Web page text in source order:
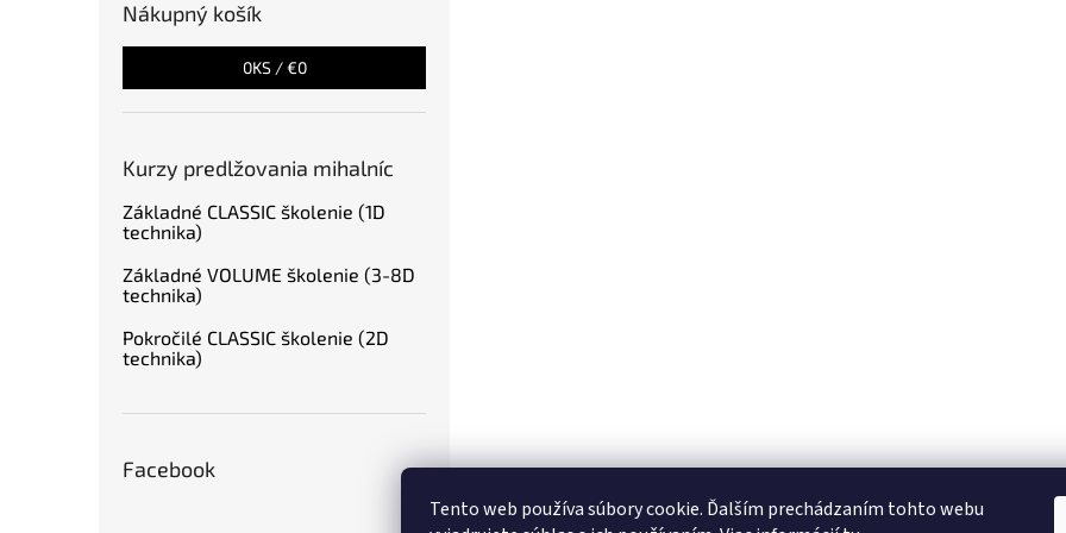
Tento web používa súbory cookie. Ďalším prechádzaním tohto webu
Nákupný košík
0KS /€0
Kurzy predlžovania mihalníc
Základné CLASSIC školenie (1D
technika)
Základné VOLUME školenie (3-8D
technika)
Pokročilé CLASSIC školenie (2D
technika)
Facebook